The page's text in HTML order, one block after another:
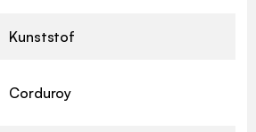
Kunststof
Corduroy